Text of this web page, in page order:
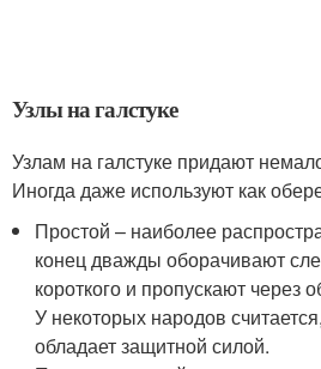
Узлы на галстуке
Узлам на галстуке придают
Иногда даже используют как
Простой – наиболее
конец дважды оборачивают
короткого и пропускают через
У некоторых народов
обладает защитной силой.